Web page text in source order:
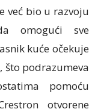
već bio u razvoju
omogući sve
kuće očekuje
što podrazumeva
pomoću
otvorene